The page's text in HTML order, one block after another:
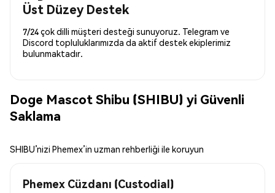
Üst Düzey Destek
7/24 çok dilli müşteri desteği sunuyoruz. Telegram ve
Discord topluluklarımızda da aktif destek ekiplerimiz
bulunmaktadır.
Doge Mascot Shibu (SHIBU) yi Güvenli
Saklama
SHIBU’nizi Phemex’in uzman rehberliği ile koruyun
Phemex Cüzdanı (Custodial)